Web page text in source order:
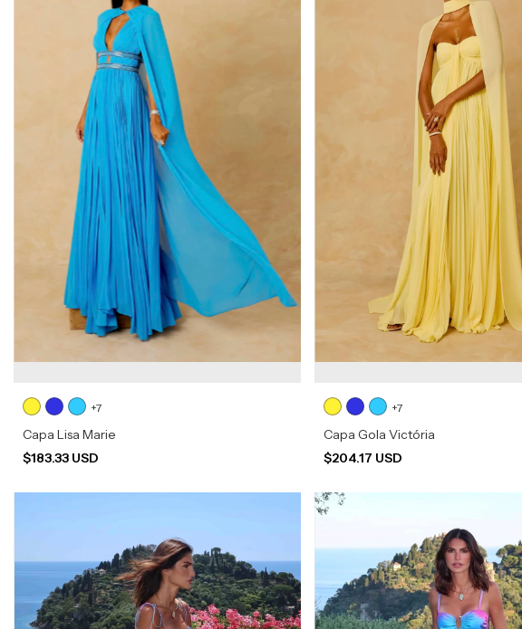
+7
Capa Lisa Marie
$183.33 USD
+7
Capa Gola Victória
$204.17 USD